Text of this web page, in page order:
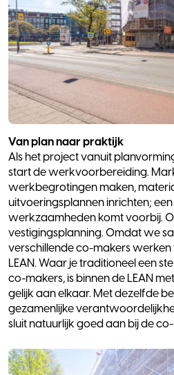
Van plan naar praktijk
Als het project vanuit
start de werkvoorbereiding.
werkbegrotingen maken,
uitvoeringsplannen inrichten;
werkzaamheden komt voorbij.
vestigingsplanning. Omdat we
verschillende co-makers
LEAN. Waar je traditioneel een
co-makers, is binnen de LEAN
gelijk aan elkaar. Met dezelfde
gezamenlijke
sluit natuurlijk goed aan bij de